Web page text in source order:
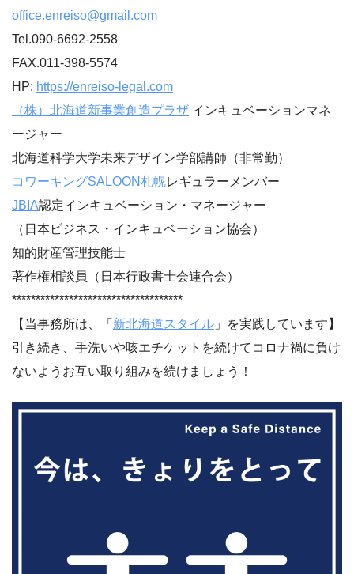
office.enreiso@gmail.com
Tel.090-6692-2558
FAX.011-398-5574
HP: https://enreiso-legal.com
（株）北海道新事業創造プラザ インキュベーションマネ
ージャー
北海道科学大学未来デザイン学部講師（非常勤）
コワーキングSALOON札幌レギュラーメンバー
JBIA認定インキュベーション・マネージャー
（日本ビジネス・インキュベーション協会）
知的財産管理技能士
著作権相談員（日本行政書士会連合会）
************************************
【当事務所は、「 新北海道スタイル 」を実践しています】
引き続き、手洗いや咳エチケットを続けてコロナ禍に負け
ないようお互い取り組みを続けましょう！